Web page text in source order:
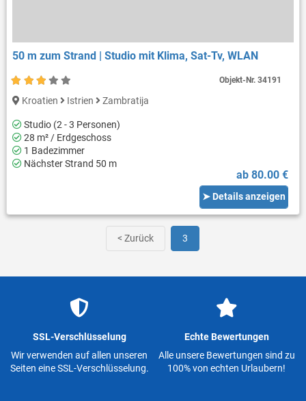
50 m zum Strand | Studio mit Klima, Sat-Tv, WLAN
Kroatien Istrien Zambratija
Studio (2 - 3 Personen)
28 m² / Erdgeschoss
1 Badezimmer
Nächster Strand 50 m
ab 80.00 €
➤ Details anzeigen
Objekt-Nr.34191
< Zurück 3
SSL-Verschlüsselung
Wir verwenden auf allen unseren
Seiten eine SSL-Verschlüsselung.
Echte Bewertungen
Alle unsere Bewertungen sind zu
100% von echten Urlaubern!